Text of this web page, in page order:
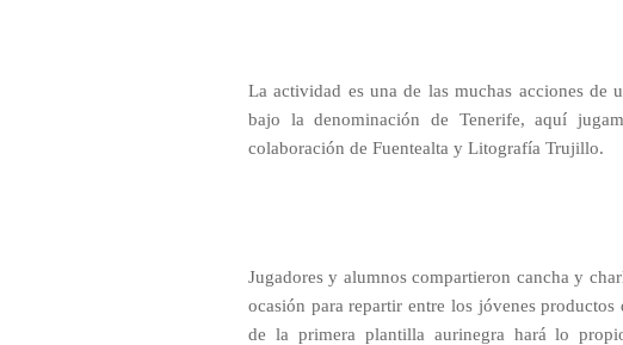
La actividad es una de las muchas acciones de
bajo la denominación de Tenerife, aquí
colaboración de Fuentealta y Litografía Trujillo.
Jugadores y alumnos compartieron cancha y
ocasión para repartir entre los jóvenes
de la primera plantilla aurinegra hará lo